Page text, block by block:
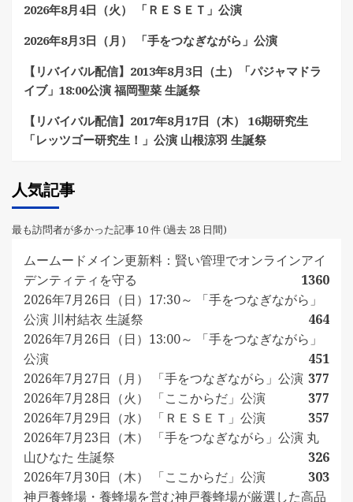
2026年8月4日（火） 「ＲＥＳＥＴ」公演
2026年8月3日（月） 「手をつなぎながら」公演
【リバイバル配信】2013年8月3日（土）「パジャマドラ
イブ」18:00公演 福岡聖菜 生誕祭
【リバイバル配信】2017年8月17日（木） 16期研究生
「レッツゴー研究生！」公演 山根涼羽 生誕祭
人気記事
最も訪問者が多かった記事 10 件 (過去 28 日間)
ムームードメイン更新料：賢い管理でオンラインアイ
デンティティを守る
1360
2026年7月26日（日）17:30～ 「手をつなぎながら」
公演 川村結衣 生誕祭
464
2026年7月26日（日）13:00～ 「手をつなぎながら」
公演
451
2026年7月27日（月） 「手をつなぎながら」公演 377
2026年7月28日（火） 「ここからだ」公演
377
2026年7月29日（水） 「ＲＥＳＥＴ」公演
357
2026年7月23日（木） 「手をつなぎながら」公演 丸
山ひなた 生誕祭
326
2026年7月30日（木） 「ここからだ」公演
303
神戸養蜂場・養蜂場を営む神戸養蜂場が厳選した高品